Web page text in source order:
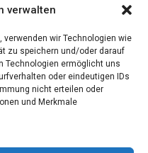
verwalten
verwenden wir Technologien wie
zu speichern und/oder darauf
Technologien ermöglicht uns
oder eindeutigen IDs
nicht erteilen oder
und Merkmale
Köln
nach Ibiza reisen